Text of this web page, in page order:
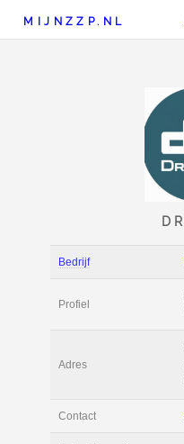
MIJNZZP.NL
Bedrijf
Profiel